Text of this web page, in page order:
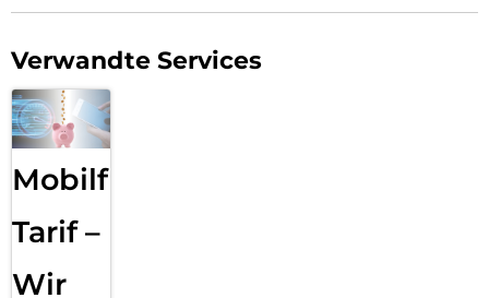
Verwandte Services
Mobilfunk
Tarif –
Wir